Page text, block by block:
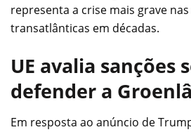
representa a crise mais grave
transatlânticas em décadas.
UE avalia sanções
defender a
Em resposta ao anúncio de